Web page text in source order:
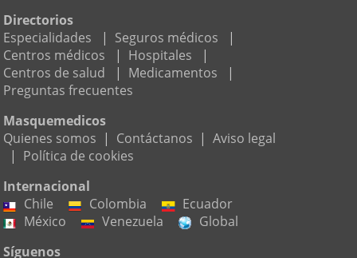
Directorios
Especialidades
| Seguros médicos
|
Centros médicos
| Hospitales
|
Centros de salud
| Medicamentos
|
Preguntas frecuentes
Masquemedicos
Quienes somos | Contáctanos | Aviso legal
| Política de cookies
Internacional
Chile
Colombia
Ecuador
México
Venezuela
Global
Síguenos